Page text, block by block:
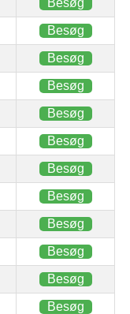
Besøg
Besøg
Besøg
Besøg
Besøg
Besøg
Besøg
Besøg
Besøg
Besøg
Besøg